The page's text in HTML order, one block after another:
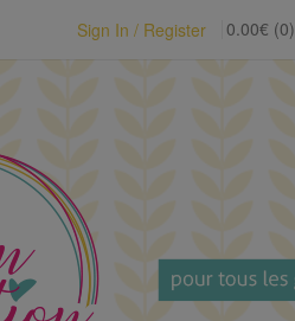
Sign In / Register 0.00€ (0)